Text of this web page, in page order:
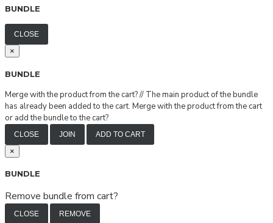
BUNDLE
CLOSE
×
BUNDLE
Merge with the product from the cart?// The main product of the bundle
has already been added to the cart. Merge with the product from the cart
or add the bundle to the cart?
CLOSE JOIN ADD TO CART
×
BUNDLE
Remove bundle from cart?
CLOSE REMOVE